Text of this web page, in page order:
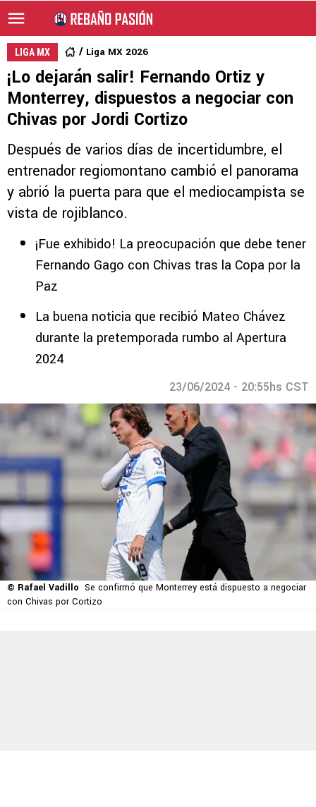
LIGA MX Liga MX 2026
¡Lo dejarán salir! Fernando Ortiz y
Monterrey, dispuestos a negociar con
Chivas por Jordi Cortizo
Después de varios días de incertidumbre, el
entrenador regiomontano cambió el panorama
y abrió la puerta para que el mediocampista se
vista de rojiblanco.
¡Fue exhibido! La preocupación que debe tener
Fernando Gago con Chivas tras la Copa por la
Paz
La buena noticia que recibió Mateo Chávez
durante la pretemporada rumbo al Apertura
2024
23/06/2024 - 20:55hs CST
© Rafael Vadillo Se confirmó que Monterrey está dispuesto a negociar
con Chivas por Cortizo